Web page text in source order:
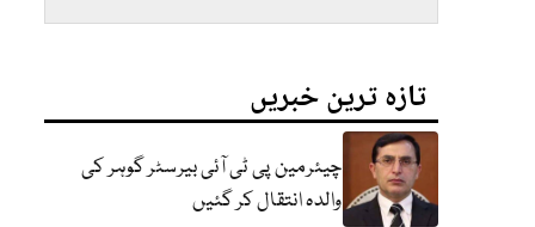
تازہ ترین خبریں
چیئرمین پی ٹی آئی بیرسٹر گوہر کی
والدہ انتقال کر گئیں